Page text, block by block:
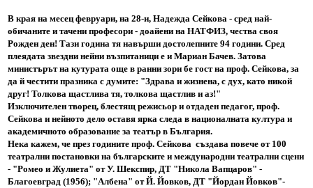
В края на месец февруари, на 28-и, Надежда Сейкова - сред най-
обичаните и тачени професори - доайени на НАТФИЗ, чества своя
Рожден ден! Тази година тя навърши достолепните 94 години. Сред
плеядата звездни нейни възпитаници е и Мариан Бачев. Затова
министърът на кутурата още в ранни зори бе гост на проф. Сейкова, за
да й честити празника с думите: "Здрава и жизнена, с дух, като никой
друг!Толкова щастлива тя, толкова щастлив и аз!"
Изключителен творец, блестящ режисьор и отдаден педагог, проф.
Сейкова и нейното дело оставя ярка следа в националната култура и
академичното образование за театър в България.
Нека кажем, че през годините проф. Сейкова създава повече от 100
театрални постановки на българските и международни театрални сцени
- "Ромео и Жулиета" от У. Шекспир, ДТ "Никола Вапцаров" -
Благоевград (1956); "Албена" от Й. Йовков, ДТ "Йордан Йовков"-